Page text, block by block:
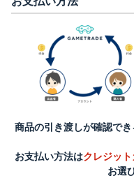
商品の引き渡しが確認で
お支払い方法はクレジット
お選